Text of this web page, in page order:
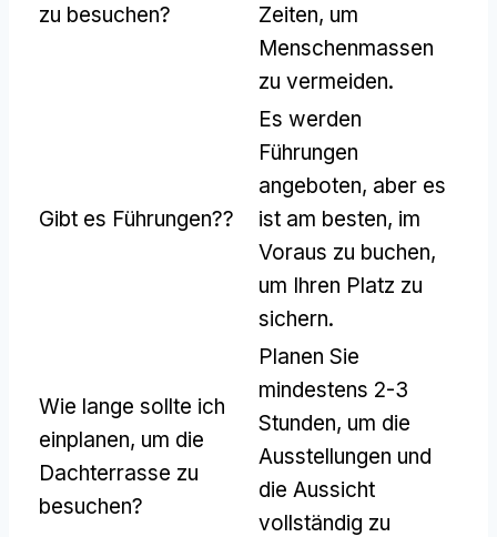
zu besuchen?
Zeiten, um
Menschenmassen
zu vermeiden.
Gibt es Führungen??
Es werden
Führungen
angeboten, aber es
ist am besten, im
Voraus zu buchen,
um Ihren Platz zu
sichern.
Wie lange sollte ich
einplanen, um die
Dachterrasse zu
besuchen?
Planen Sie
mindestens 2-3
Stunden, um die
Ausstellungen und
die Aussicht
vollständig zu